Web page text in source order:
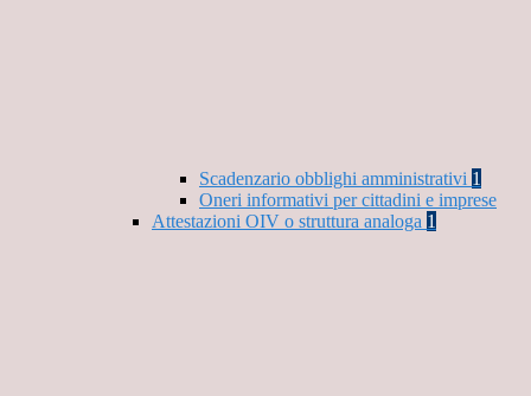
Scadenzario obblighi amministrativi 1
Oneri informativi per cittadini e imprese
Attestazioni OIV o struttura analoga 1